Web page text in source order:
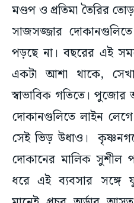
মণ্ডপ ও প্রতিমা তৈরির
সাজসজ্জার
পড়ছে না। বছরের এই
একটা আশা থাকে,
স্বাভাবিক গতিতে।
দোকানগুলিতে লাইন
সেই ভিড় উধাও।
দোকানের মালিক সুশীল
ধরে এই ব্যবসার